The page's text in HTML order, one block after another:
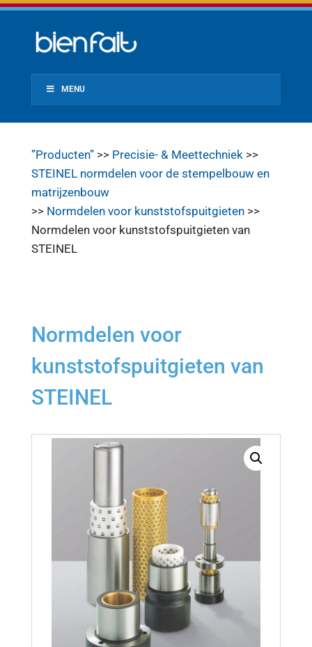
MENU
”Producten”>> Precisie- & Meettechniek>>
STEINEL normdelen voor de stempelbouw en
matrijzenbouw
>> Normdelen voor kunststofspuitgieten>>
Normdelen voor kunststofspuitgieten van
STEINEL
Normdelen voor
kunststofspuitgieten van
STEINEL